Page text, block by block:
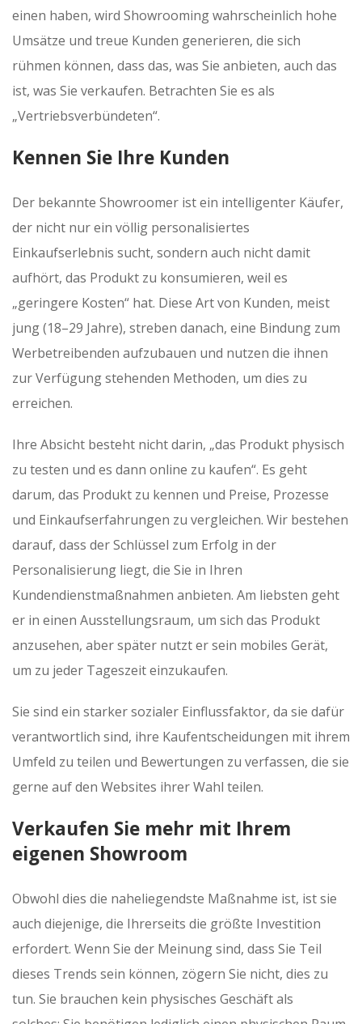
einen haben, wird Showrooming wahrscheinlich hohe
Umsätze und treue Kunden generieren, die sich
rühmen können, dass das, was Sie anbieten, auch das
ist, was Sie verkaufen. Betrachten Sie es als
„Vertriebsverbündeten“.
Kennen Sie Ihre Kunden
Der bekannte Showroomer ist ein intelligenter Käufer,
der nicht nur ein völlig personalisiertes
Einkaufserlebnis sucht, sondern auch nicht damit
aufhört, das Produkt zu konsumieren, weil es
„geringere Kosten“ hat. Diese Art von Kunden, meist
jung (18–29 Jahre), streben danach, eine Bindung zum
Werbetreibenden aufzubauen und nutzen die ihnen
zur Verfügung stehenden Methoden, um dies zu
erreichen.
Ihre Absicht besteht nicht darin, „das Produkt physisch
zu testen und es dann online zu kaufen“. Es geht
darum, das Produkt zu kennen und Preise, Prozesse
und Einkaufserfahrungen zu vergleichen. Wir bestehen
darauf, dass der Schlüssel zum Erfolg in der
Personalisierung liegt, die Sie in Ihren
Kundendienstmaßnahmen anbieten. Am liebsten geht
er in einen Ausstellungsraum, um sich das Produkt
anzusehen, aber später nutzt er sein mobiles Gerät,
um zu jeder Tageszeit einzukaufen.
Sie sind ein starker sozialer Einflussfaktor, da sie dafür
verantwortlich sind, ihre Kaufentscheidungen mit ihrem
Umfeld zu teilen und Bewertungen zu verfassen, die sie
gerne auf den Websites ihrer Wahl teilen.
Verkaufen Sie mehr mit Ihrem
eigenen Showroom
Obwohl dies die naheliegendste Maßnahme ist, ist sie
auch diejenige, die Ihrerseits die größte Investition
erfordert. Wenn Sie der Meinung sind, dass Sie Teil
dieses Trends sein können, zögern Sie nicht, dies zu
tun. Sie brauchen kein physisches Geschäft als